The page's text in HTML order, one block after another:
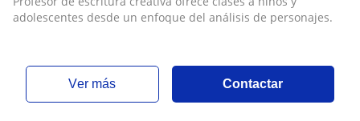
adolescentes desde un enfoque del análisis de personajes.
ver más Contactar